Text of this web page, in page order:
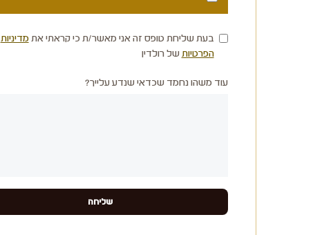
בעת שליחת טופס זה אני מאשר/ת כי קראתי אתמדיניות
הפרטיותשל רולדין
עוד משהו נחמד שכדאי שנדע עלייך?